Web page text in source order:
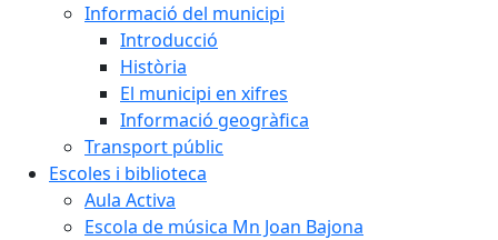
Informació del municipi
Introducció
Història
El municipi en xifres
Informació geogràfica
Transport públic
Escoles i biblioteca
Aula Activa
Escola de música Mn Joan Bajona